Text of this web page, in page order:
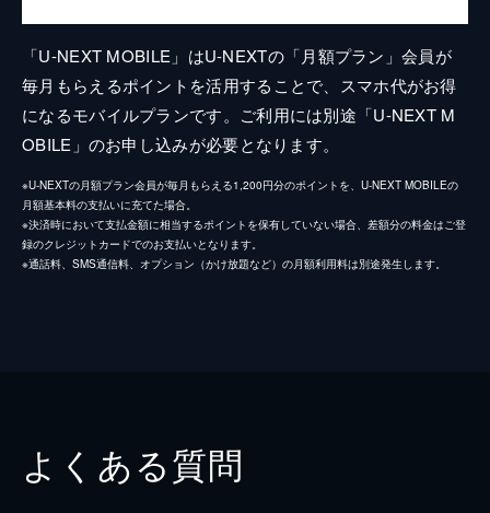
「U-NEXT MOBILE」はU-NEXTの「月額プラン」会員が
毎月もらえるポイントを活用することで、スマホ代がお得
になるモバイルプランです。ご利用には別途「U-NEXT M
OBILE」のお申し込みが必要となります。
※U-NEXTの月額プラン会員が毎月もらえる1,200円分のポイントを、U-NEXT MOBILEの
月額基本料の支払いに充てた場合。
※決済時において支払金額に相当するポイントを保有していない場合、差額分の料金はご登
録のクレジットカードでのお支払いとなります。
※通話料、SMS通信料、オプション（かけ放題など）の月額利用料は別途発生します。
よくある質問